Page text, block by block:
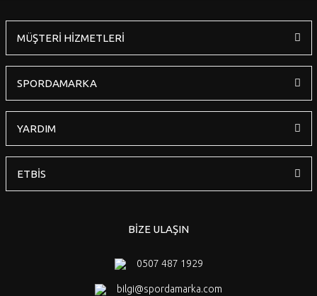
MÜŞTERİ HİZMETLERİ
SPORDAMARKA
YARDIM
ETBİS
BİZE ULAŞIN
0507 487 1929
bilgi@spordamarka.com